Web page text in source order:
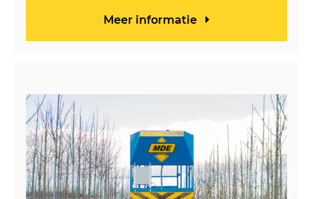
Meer informatie